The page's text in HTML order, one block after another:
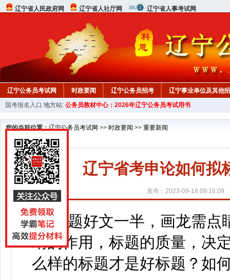
辽宁省人民政府网 辽宁省人社厅网 辽宁省人事考试网
辽宁公务员考试网 时政要闻 辽宁公务员招考 辽宁事业单位及其他
在线咨询 教材中心
国考报名入口 地方站: 公务员教材中心：2026年辽宁公务员考试用书
您的当前位置：辽宁公务员考试网 >> 时政要闻 >> 重要新闻
辽宁省考申论如何拟
发布：2023-09-18 09:16:09
“题好文一半，画龙需点睛
睛的作用，标题的质量，决
么样的标题才是好标题？如